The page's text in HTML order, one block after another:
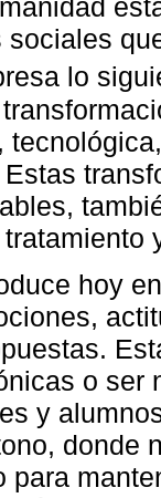
lo
Estas
hoy
o ser
y
donde
para